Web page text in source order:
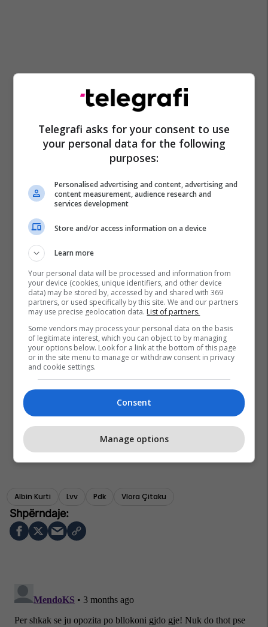
Albin Kurti Lvv Pdk Vlora Çitaku
Telegrafi asks for your consent to use
your personal data for the following
purposes:
Personalised advertising and content, advertising and
content measurement, audience research and
services development
Store and/or access information on a device
Learn more
Your personal data will be processed and information from
your device (cookies, unique identifiers, and other device
data) may be stored by, accessed by and shared with 369
partners, or used specifically by this site. We and our partners
may use precise geolocation data. List of partners.
Some vendors may process your personal data on the basis
of legitimate interest, which you can object to by managing
your options below. Look for a link at the bottom of this page
or in the site menu to manage or withdraw consent in privacy
and cookie settings.
Consent
Manage options